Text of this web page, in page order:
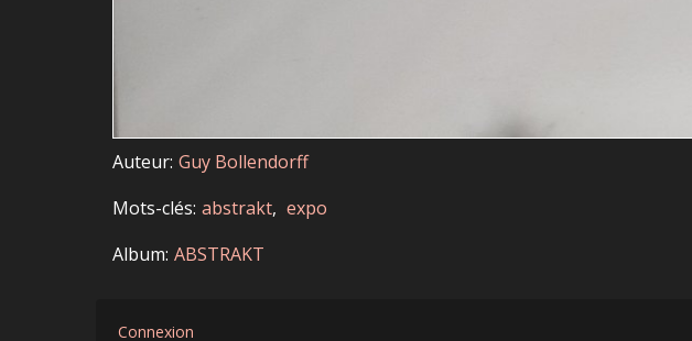
Auteur Guy Bollendorff
Mots-clés abstrakt expo
Album ABSTRAKT
Connexion